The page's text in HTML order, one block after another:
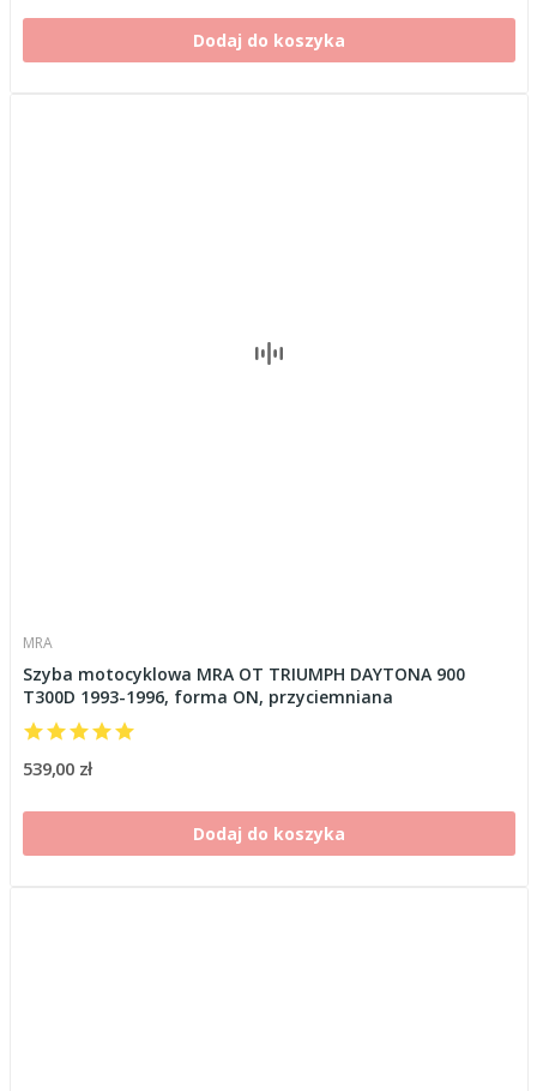
Dodaj do koszyka
MRA
Szyba motocyklowa MRA OT TRIUMPH DAYTONA 900
T300D 1993-1996, forma ON, przyciemniana
539,00 zł
Dodaj do koszyka